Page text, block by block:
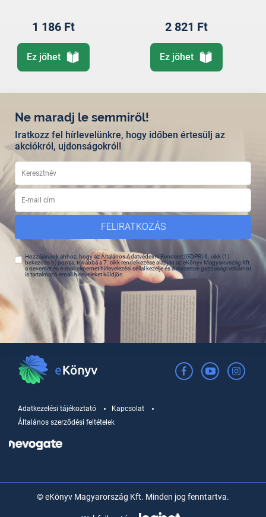
1 186 Ft
Ez jöhet
2 821 Ft
Ez jöhet
Ne maradj le semmiről!
Iratkozz fel hírlevelünkre, hogy időben értesülj az
akciókról, ujdonságokról!
FELIRATKOZÁS
Hozzájárulok ahhoz, hogy az Általános Adatvédelmi Rendelet (GDPR) 6. cikk (1)
bekezdés b) pontja, továbbá a 7. cikk rendelkezése alapján az eKönyv Magyarország Kft.
a nevemet és e-mail címemet hírlevelezési céllal kezelje és a részemre gazdasági reklámot
is tartalmazó email hírleveleket küldjön.
Adatkezelési tájékoztató
Kapcsolat
Általános szerződési feltételek
© eKönyv Magyarország Kft. Minden jog fenntartva.